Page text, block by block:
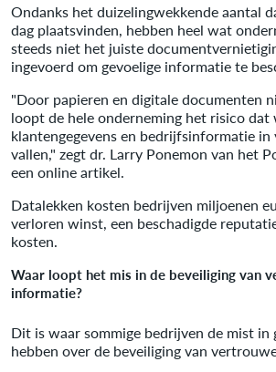
Ondanks het duizelingwekkende aantal
dag plaatsvinden, hebben heel wat
steeds niet het juiste
ingevoerd om gevoelige informatie te
"Door papieren en digitale documenten
loopt de hele onderneming het risico dat
klantengegevens en bedrijfsinformatie in
vallen," zegt dr. Larry Ponemon van het
een online artikel.
Datalekken kosten bedrijven miljoenen
verloren winst, een beschadigde
kosten.
Waar loopt het mis in de beveiliging van
informatie?
Dit is waar sommige bedrijven de mist in
hebben over de beveiliging van